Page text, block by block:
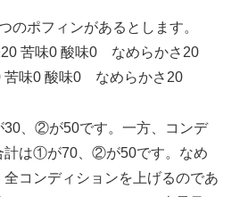
のポフィンがあるとします。
苦味0 酸味0 なめらかさ20
苦味0 酸味0 なめらかさ20
、②が50です。一方、コンデ
計は①が70、②が50です。なめ
コンディションを上げるのであ